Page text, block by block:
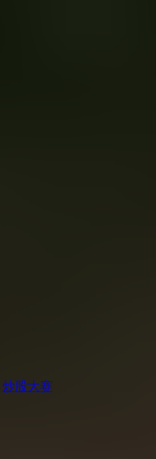
炒股大赛